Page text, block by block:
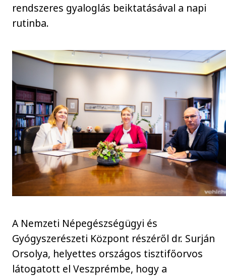
rendszeres gyaloglás beiktatásával a napi
rutinba.
A Nemzeti Népegészségügyi és
Gyógyszerészeti Központ részéről dr. Surján
Orsolya, helyettes országos tisztifőorvos
látogatott el Veszprémbe, hogy a